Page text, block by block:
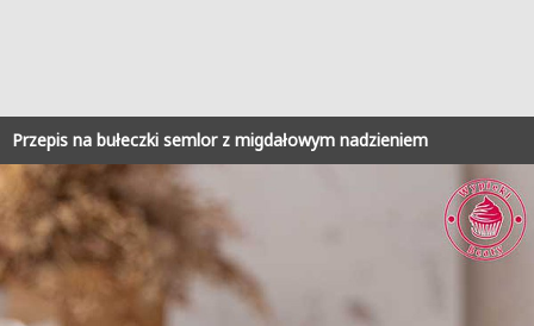
Przepis na bułeczki semlor z migdałowym nadzieniem